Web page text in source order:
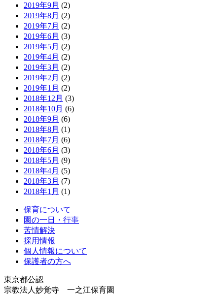
2019年9月 (2)
2019年8月 (2)
2019年7月 (2)
2019年6月 (3)
2019年5月 (2)
2019年4月 (2)
2019年3月 (2)
2019年2月 (2)
2019年1月 (2)
2018年12月 (3)
2018年10月 (6)
2018年9月 (6)
2018年8月 (1)
2018年7月 (6)
2018年6月 (3)
2018年5月 (9)
2018年4月 (5)
2018年3月 (7)
2018年1月 (1)
保育について
園の一日・行事
苦情解決
採用情報
個人情報について
保護者の方へ
東京都公認
宗教法人妙覚寺 一之江保育園